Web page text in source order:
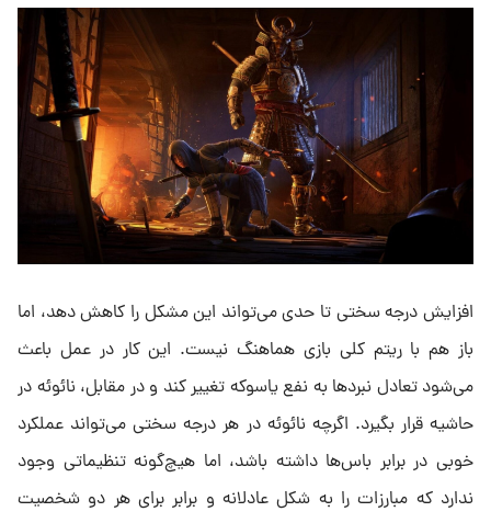
افزایش درجه سختی تا حدی می‌تواند این مشکل را کاهش دهد، اما
باز هم با ریتم کلی بازی هماهنگ نیست. این کار در عمل باعث
می‌شود تعادل نبردها به نفع یاسوکه تغییر کند و در مقابل، نائوئه در
حاشیه قرار بگیرد. اگرچه نائوئه در هر درجه سختی می‌تواند عملکرد
خوبی در برابر باس‌ها داشته باشد، اما هیچ‌گونه تنظیماتی وجود
ندارد که مبارزات را به‌ شکل عادلانه و برابر برای هر دو شخصیت